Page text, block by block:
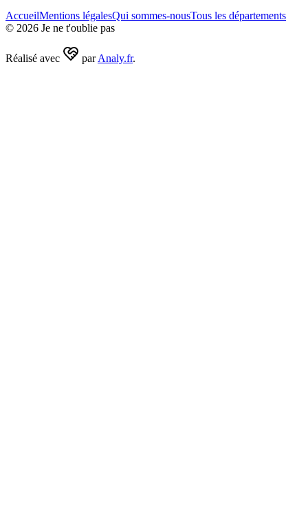
AccueilMentions légalesQui sommes-nousTous les départements
© 2026 Je ne t'oublie pas
Réalisé avec par Analy.fr.